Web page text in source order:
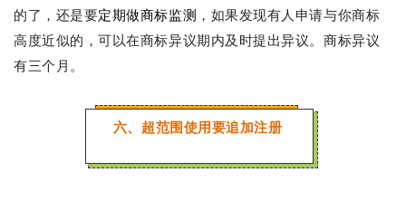
的了，还是要定期做商标监测 ，如果发现有人申请与你商标
高度近似的，可以在商标异议期内及时提出异议。商标异议
有三个月。
六、超范围使用要追加注册